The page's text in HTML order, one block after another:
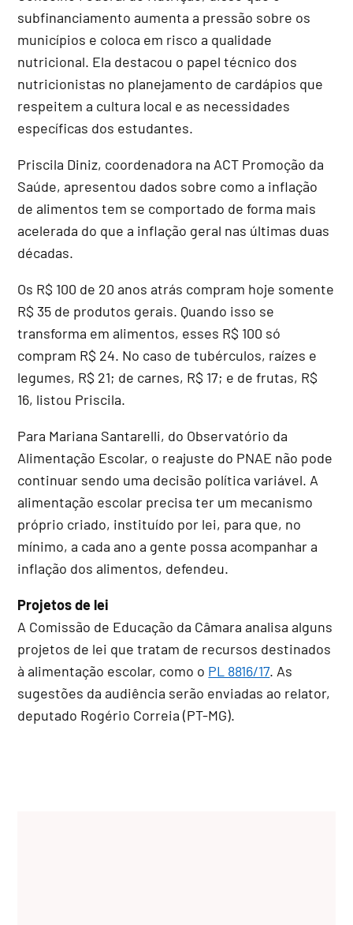
subfinanciamento aumenta a pressão sobre os
municípios e coloca em risco a qualidade
nutricional. Ela destacou o papel técnico dos
nutricionistas no planejamento de cardápios que
respeitem a cultura local e as necessidades
específicas dos estudantes.
Priscila Diniz, coordenadora na ACT Promoção da
Saúde, apresentou dados sobre como a inflação
de alimentos tem se comportado de forma mais
acelerada do que a inflação geral nas últimas duas
décadas.
Os R$ 100 de 20 anos atrás compram hoje somente
R$ 35 de produtos gerais. Quando isso se
transforma em alimentos, esses R$ 100 só
compram R$ 24. No caso de tubérculos, raízes e
legumes, R$ 21; de carnes, R$ 17; e de frutas, R$
16, listou Priscila.
Para Mariana Santarelli, do Observatório da
Alimentação Escolar, o reajuste do PNAE não pode
continuar sendo uma decisão política variável. A
alimentação escolar precisa ter um mecanismo
próprio criado, instituído por lei, para que, no
mínimo, a cada ano a gente possa acompanhar a
inflação dos alimentos, defendeu.
Projetos de lei
A Comissão de Educação da Câmara analisa alguns
projetos de lei que tratam de recursos destinados
à alimentação escolar, como o PL 8816/17. As
sugestões da audiência serão enviadas ao relator,
deputado Rogério Correia (PT-MG).